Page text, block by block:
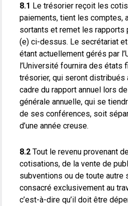
8.1 Le trésorier reçoit les
paiements, tient les comptes,
sortants et remet les rapports
(e) ci-dessus. Le secrétariat
étant actuellement gérés par
l’Université fournira des états
trésorier, qui seront distribués
cadre du rapport annuel lors
générale annuelle, qui se
de ses conférences, soit
d’une année creuse.
8.2 Tout le revenu provenant
cotisations, de la vente de
subventions ou de toute autre
consacré exclusivement au
c’est-à-dire qu’il doit être